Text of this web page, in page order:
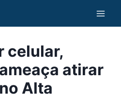
celular,
atirar
Alta